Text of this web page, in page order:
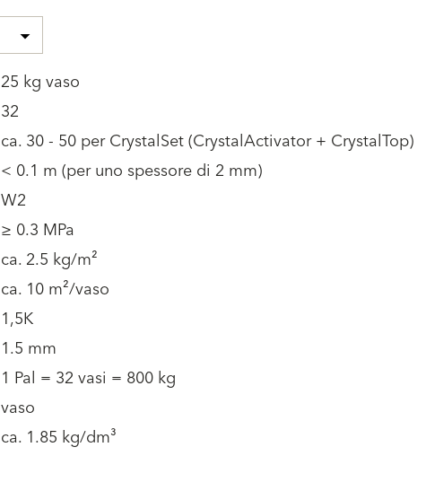
25 kg vaso
32
ca. 30 - 50 per CrystalSet (CrystalActivator + CrystalTop)
< 0.1 m (per uno spessore di 2 mm)
W2
≥ 0.3 MPa
ca. 2.5 kg/m²
ca. 10 m²/vaso
1,5K
1.5 mm
1 Pal = 32 vasi = 800 kg
vaso
ca. 1.85 kg/dm³